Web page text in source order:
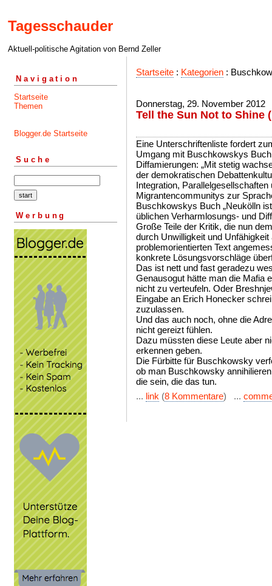
Tagesschauder
Aktuell-politische Agitation von Bernd Zeller
Navigation
Startseite
Themen
Blogger.de Startseite
Suche
Werbung
Startseite : Kategorien :
Donnerstag, 29. November 2012
Tell the Sun Not to Shine
Eine Unterschriftenliste fordert
Umgang mit Buschkowskys
Diffamierungen: „Mit stetig
der demokratischen
Integration,
Migrantencommunitys zur
Buschkowskys Buch „Neukölln
üblichen Verharmlosungs- und
Große Teile der Kritik, die nun
durch Unwilligkeit und
problemorientierten Text
konkrete Lösungsvorschläge
Das ist nett und fast geradezu
Genausogut hätte man die Mafia
nicht zu verteufeln. Oder
Eingabe an Erich Honecker
zuzulassen.
Und das auch noch, ohne die
nicht gereizt fühlen.
Dazu müssten diese Leute aber
erkennen geben.
Die Fürbitte für Buschkowsky
ob man Buschkowsky
die sein, die das tun.
... link (8 Kommentare) ...